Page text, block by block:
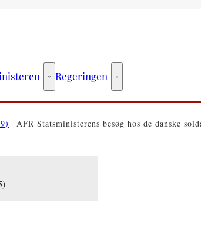
- Flere linksStatsministeren - Flere links
Regeringen Regeringen - Flere links
AFR Statsministerens besøg hos de danske